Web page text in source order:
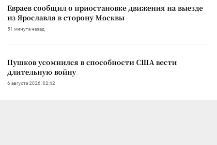
Евраев сообщил о приостановке движения на выезде
из Ярославля в сторону Москвы
51 минута назад
Пушков усомнился в способности США вести
длительную войну
6 августа 2026, 02:42